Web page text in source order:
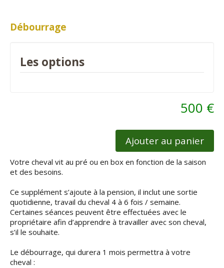
Débourrage
Les options
500 €
Ajouter au panier
Votre cheval vit au pré ou en box en fonction de la saison
et des besoins.
Ce supplément s’ajoute à la pension, il inclut une sortie
quotidienne, travail du cheval 4 à 6 fois / semaine.
Certaines séances peuvent être effectuées avec le
propriétaire afin d’apprendre à travailler avec son cheval,
s’il le souhaite.
Le débourrage, qui durera 1 mois permettra à votre
cheval :